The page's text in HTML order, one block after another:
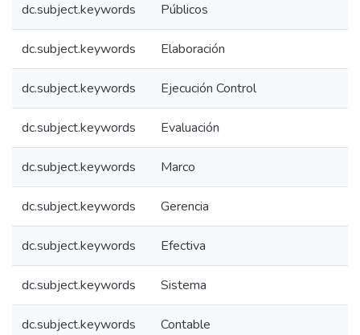
dc.subject.keywords Públicos
dc.subject.keywords Elaboración
dc.subject.keywords Ejecución Control
dc.subject.keywords Evaluación
dc.subject.keywords Marco
dc.subject.keywords Gerencia
dc.subject.keywords Efectiva
dc.subject.keywords Sistema
dc.subject.keywords Contable